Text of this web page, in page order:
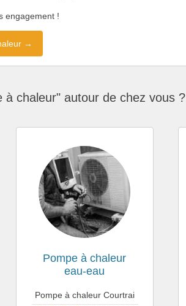
engagement !
→
à chaleur" autour de chez vous ?
Pompe à chaleur
eau-eau
Pompe à chaleur Courtrai